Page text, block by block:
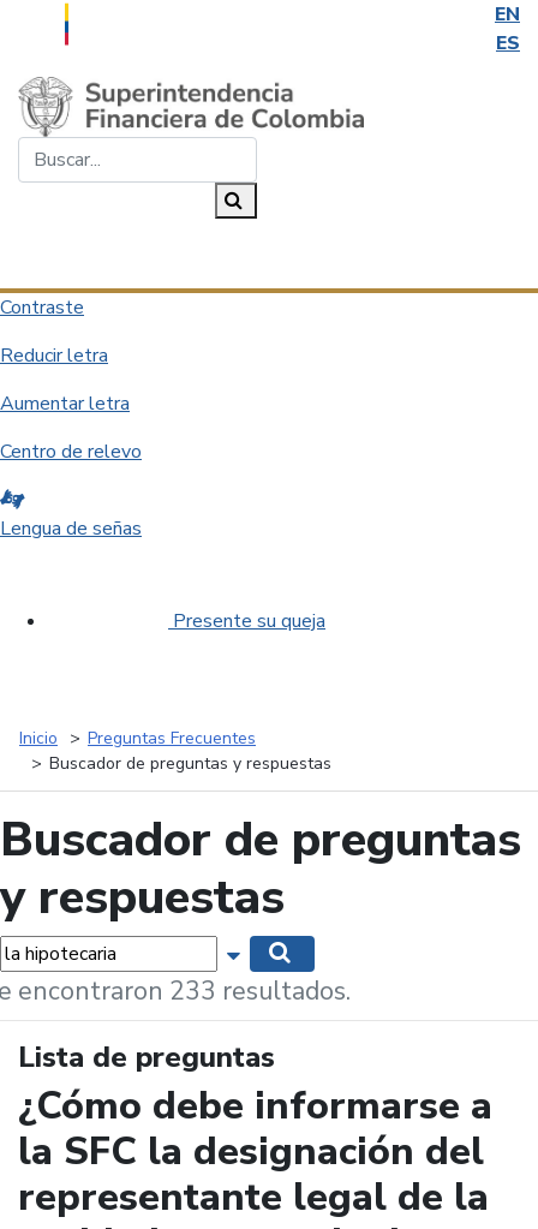
EN
ES
Saltar al contenido principal
Contraste
Reducir letra
Aumentar letra
Centro de relevo
Lengua de señas
Presente su queja
Inicio
Preguntas Frecuentes
Buscador de preguntas y respuestas
Buscador de preguntas
y respuestas
Mostrar opciones de búsqueda
encontraron 233 resultados.
Lista de preguntas
¿Cómo debe informarse a
la SFC la designación del
representante legal de la